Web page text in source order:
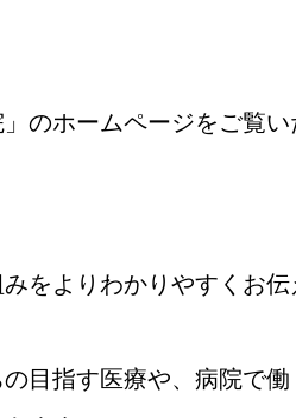
のホームページをご覧
をよりわかりやすくお
目指す医療や、病院で